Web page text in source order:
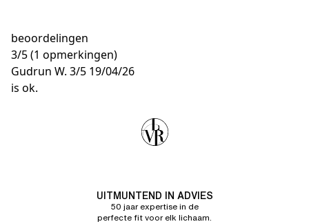
beoordelingen
3/5(1 opmerkingen)
Gudrun W. 3/5 19/04/26
is ok.
UITMUNTEND IN ADVIES
50 jaar expertise in de
perfecte fit voor elk lichaam.